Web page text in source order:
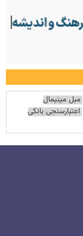
مبل مینیمال
اعتبارسنجی بانکی